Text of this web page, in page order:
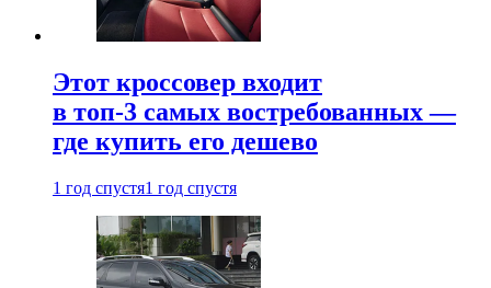
Этот кроссовер входит
в топ-3 самых востребованных —
где купить его дешево
1 год спустя1 год спустя